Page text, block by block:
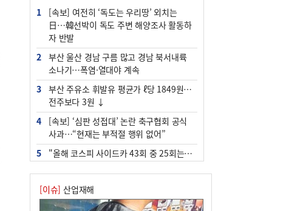
1
[속보] 여전히 ‘독도는 우리땅’ 외치는
日…韓선박이 독도 주변 해양조사 활동하
자 반발
2
부산 울산 경남 구름 많고 경남 북서내륙
소나기…폭염·열대야 계속
3
부산 주유소 휘발유 평균가 ℓ당 1849원…
전주보다 3원 ↓
4
[속보] ‘심판 성접대’ 논란 축구협회 공식
사과…“현재는 부적절 행위 없어”
5
"올해 코스피 사이드카 43회 중 25회는 삼
6
‘탄약 부족 사태’ 보도에 격노한 트럼프…
군사기밀 유출자 색출 지시
[이슈] 산업재해